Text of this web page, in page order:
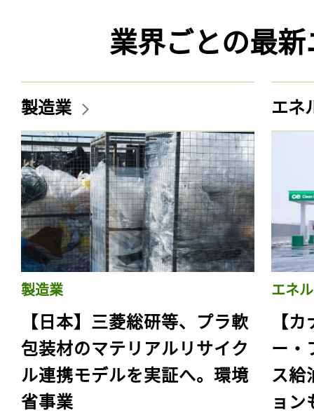
業界ごとの最
製造業
製造業
【日本】三菱総研等、プラ軟
包装材のマテリアルリサイク
ル連携モデルを実証へ。環境
省事業
エネ
エネ
【
ー・
ス給
ョン